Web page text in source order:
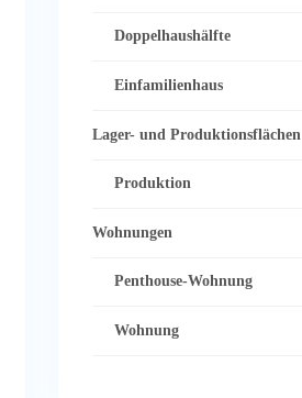
Doppelhaushälfte
Einfamilienhaus
Lager- und Produktionsflächen
Produktion
Wohnungen
Penthouse-Wohnung
Wohnung